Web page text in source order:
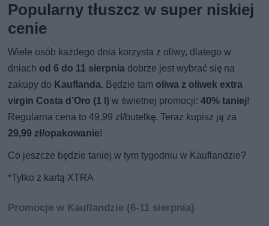
Popularny tłuszcz w super niskiej
cenie
Wiele osób każdego dnia korzysta z oliwy, dlatego w
dniach od 6 do 11 sierpnia dobrze jest wybrać się na
zakupy do Kauflanda. Będzie tam oliwa z oliwek extra
virgin Costa d’Oro (1 l) w świetnej promocji:40% taniej!
Regularna cena to 49,99 zł/butelkę. Teraz kupisz ją za
29,99 zł/opakowanie!
Co jeszcze będzie taniej w tym tygodniu w Kauflandzie?
*Tylko z kartą XTRA
Promocje w Kauflandzie (6-11 sierpnia)